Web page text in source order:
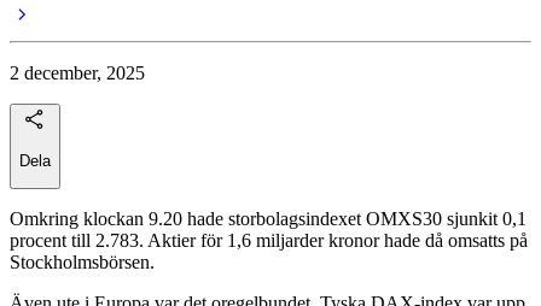
2 december, 2025
Dela
Omkring klockan 9.20 hade storbolagsindexet OMXS30 sjunkit 0,1
procent till 2.783. Aktier för 1,6 miljarder kronor hade då omsatts på
Stockholmsbörsen.